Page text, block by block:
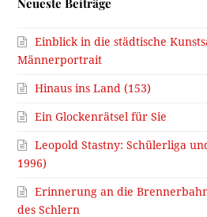
Einblick in die städtische
Männerportrait
Hinaus ins Land (153)
Ein Glockenrätsel für Sie
Leopold Stastny: Schülerliga
1996)
Erinnerung an die
des Schlern